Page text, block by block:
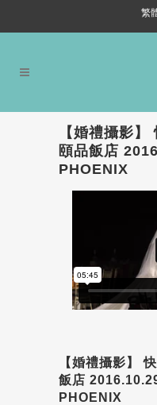
繁
【婚禮攝影
頤品飯店
PHOENIX
【婚禮攝影】
飯店
PHOENIX